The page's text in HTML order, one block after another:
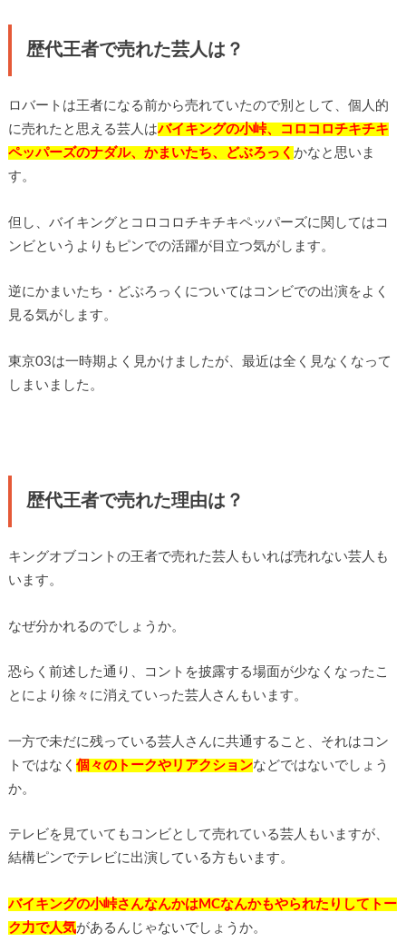
歴代王者で売れた芸人は？
ロバートは王者になる前から売れていたので別として、個人的
に売れたと思える芸人はバイキングの小峠、コロコロチキチキ
ペッパーズのナダル、かまいたち、どぶろっく かなと思いま
す。
但し、バイキングとコロコロチキチキペッパーズに関してはコ
ンビというよりもピンでの活躍が目立つ気がします。
逆にかまいたち・どぶろっくについてはコンビでの出演をよく
見る気がします。
東京03は一時期よく見かけましたが、最近は全く見なくなって
しまいました。
歴代王者で売れた理由は？
キングオブコントの王者で売れた芸人もいれば売れない芸人も
います。
なぜ分かれるのでしょうか。
恐らく前述した通り、コントを披露する場面が少なくなったこ
とにより徐々に消えていった芸人さんもいます。
一方で未だに残っている芸人さんに共通すること、それはコン
トではなく 個々のトークやリアクションなどではないでしょう
か。
テレビを見ていてもコンビとして売れている芸人もいますが、
結構ピンでテレビに出演している方もいます。
バイキングの小峠さんなんかはMCなんかもやられたりしてトー
ク力で人気があるんじゃないでしょうか。